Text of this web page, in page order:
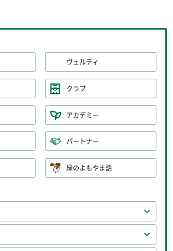
ヴェルディ
クラブ
アカデミー
パートナー
緑のよもやま話